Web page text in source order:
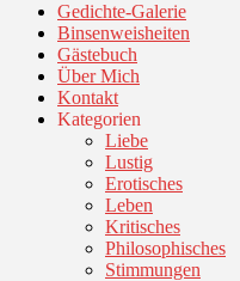
Gedichte-Galerie
Binsenweisheiten
Gästebuch
Über Mich
Kontakt
Kategorien
Liebe
Lustig
Erotisches
Leben
Kritisches
Philosophisches
Stimmungen